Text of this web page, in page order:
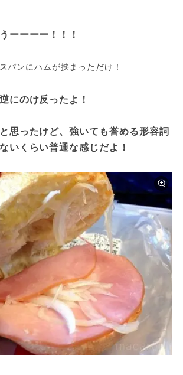
ーーーー！！！
パンにハムが挟まっただけ！
にのけ反ったよ！
思ったけど、強いても誉める形容詞